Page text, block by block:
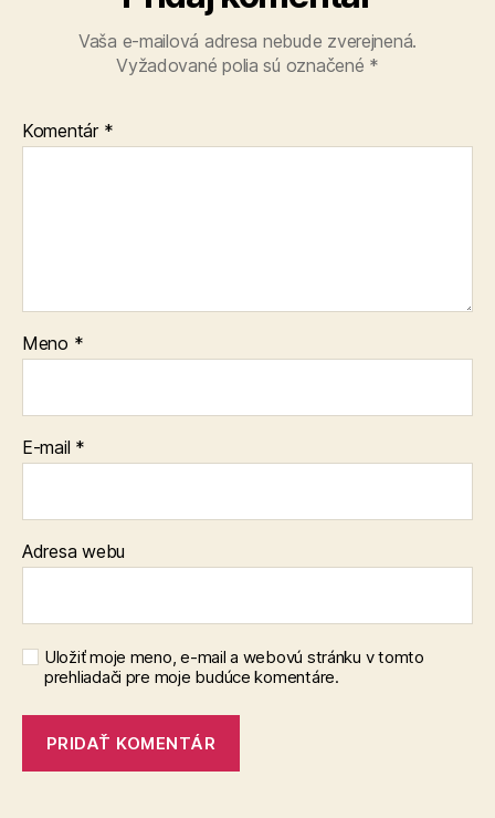
Vaša e-mailová adresa nebude zverejnená.
Vyžadované polia sú označené *
Komentár *
Meno *
E-mail *
Adresa webu
Uložiť moje meno, e-mail a webovú stránku v tomto
prehliadači pre moje budúce komentáre.